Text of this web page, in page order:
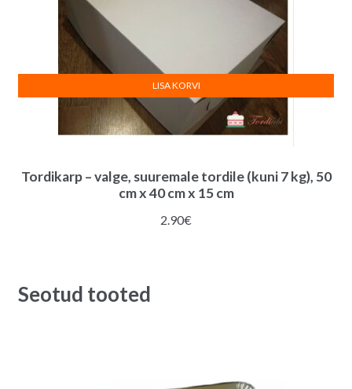
Tordikarp – valge, suuremale tordile (kuni 7 kg), 50
cm x 40 cm x 15 cm
2.90€
LISA KORVI
Seotud tooted